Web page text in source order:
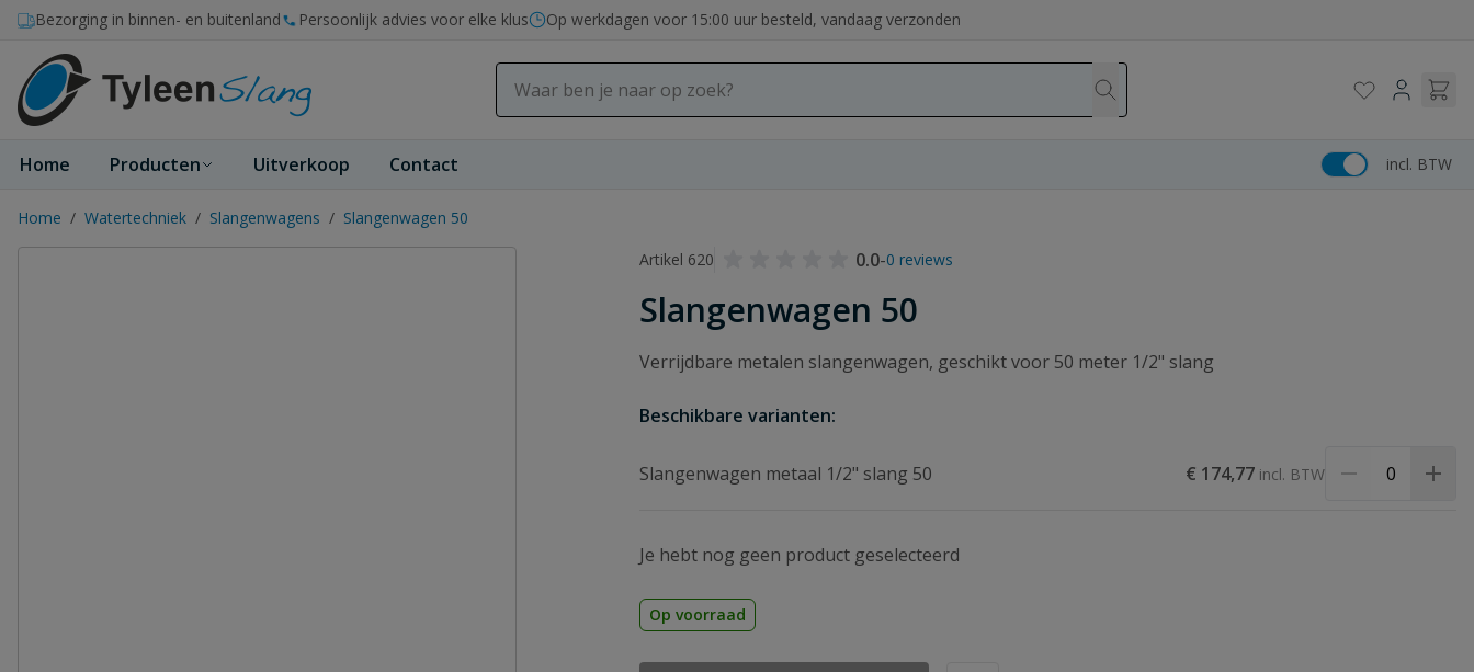
Ga naar de inhoud
Bezorging in binnen- en buitenland Persoonlijk advies voor elke klus Op werkdagen voor 15:00 uur besteld, vandaag verzonden
Home Producten Uitverkoop Contact incl. BTW
Home / Watertechniek / Slangenwagens / Slangenwagen 50
Artikel 620
0.0-0 reviews
Slangenwagen 50
Verrijdbare metalen slangenwagen, geschikt voor 50 meter 1/2" slang
Beschikbare varianten:
Slangenwagen metaal 1/2" slang 50 € 174,77
Je hebt nog geen product geselecteerd
Op voorraad